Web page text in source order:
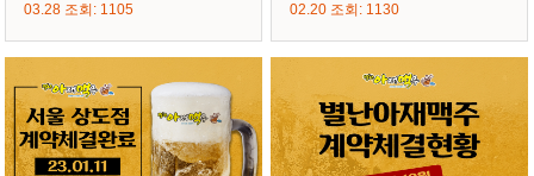
03.28 조회: 1105 02.20 조회: 1130